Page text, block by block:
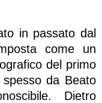
in passato dal
come un
del primo
da Beato
Dietro